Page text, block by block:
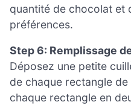
quantité de chocolat et
préférences.
Step 6: Remplissage
Déposez une petite
de chaque rectangle
chaque rectangle en